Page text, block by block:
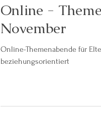
Online -
November
Online-Themenabende für
beziehungsorientiert